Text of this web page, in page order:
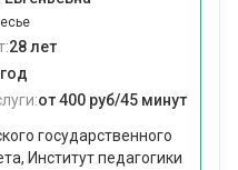
28 лет
от 400 руб/45 минут
государственного
Институт педагогики